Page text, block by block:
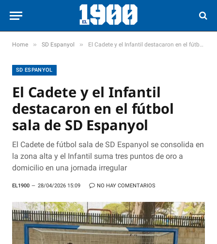
Home » SD Espanyol » El Cadete y el Infantil destacaron en el fútbol sala de SD Espanyol
SD ESPANYOL
El Cadete y el Infantil
destacaron en el fútbol
sala de SD Espanyol
El Cadete de fútbol sala de SD Espanyol se consolida en
la zona alta y el Infantil suma tres puntos de oro a
domicilio en una jornada irregular
EL1900 28/04/2026 15:09 NO HAY COMENTARIOS